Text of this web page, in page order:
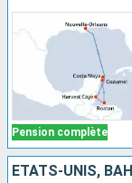
Pension complète